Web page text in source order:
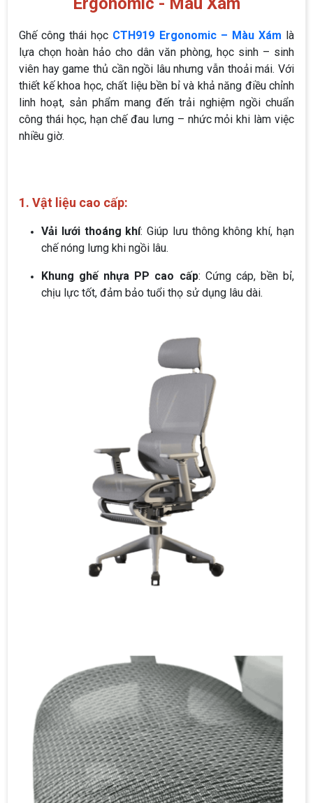
Ghế công thái học CTH919 Ergonomic – Màu Xám là
lựa chọn hoàn hảo cho dân văn phòng, học sinh – sinh
viên hay game thủ cần ngồi lâu nhưng vẫn thoải mái. Với
thiết kế khoa học, chất liệu bền bỉ và khả năng điều chỉnh
linh hoạt, sản phẩm mang đến trải nghiệm ngồi chuẩn
công thái học, hạn chế đau lưng – nhức mỏi khi làm việc
nhiều giờ.
1. Vật liệu cao cấp:
Vải lưới thoáng khí: Giúp lưu thông không khí, hạn
chế nóng lưng khi ngồi lâu.
Khung ghế nhựa PP cao cấp: Cứng cáp, bền bỉ,
chịu lực tốt, đảm bảo tuổi thọ sử dụng lâu dài.